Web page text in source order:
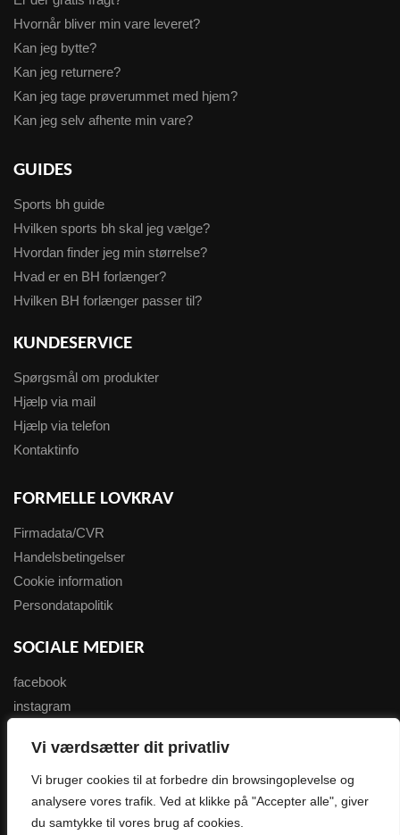
Vi værdsætter dit privatliv
Vi bruger cookies til at forbedre din browsingoplevelse og
analysere vores trafik. Ved at klikke på "Accepter alle", giver
du samtykke til vores brug af cookies.
Hvornår bliver min vare leveret?
Kan jeg bytte?
Kan jeg returnere?
Kan jeg tage prøverummet med hjem?
Kan jeg selv afhente min vare?
GUIDES
Sports bh guide
Hvilken sports bh skal jeg vælge?
Hvordan finder jeg min størrelse?
Hvad er en BH forlænger?
Hvilken BH forlænger passer til?
KUNDESERVICE
Spørgsmål om produkter
Hjælp via mail
Hjælp via telefon
Kontaktinfo
FORMELLE LOVKRAV
Firmadata/CVR
Handelsbetingelser
Cookie information
Persondatapolitik
SOCIALE MEDIER
facebook
instagram
NYHEDSBREV